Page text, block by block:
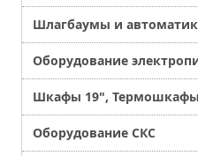
Шлагбаумы и
Оборудование
Шкафы 19",
Оборудование СКС